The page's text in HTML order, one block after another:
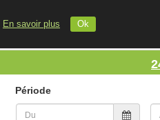
INSCRIVEZ VOTRE
En savoir plus Ok
Période